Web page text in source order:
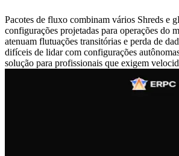
Pacotes de fluxo combinam vários Shreds e
configurações projetadas para operações do
atenuam flutuações transitórias e perda de
difíceis de lidar com configurações
solução para profissionais que exigem